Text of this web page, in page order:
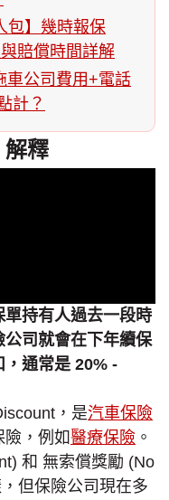
包】幾時報保
賠償時間詳解
車公司費用+電話
計？
解釋
單持有人過去一段時
公司就會在下年續保
，通常是 20% -
，是汽車保險
，例如醫療保險 。
和 無索償獎勵 (No
但保險公司現在多